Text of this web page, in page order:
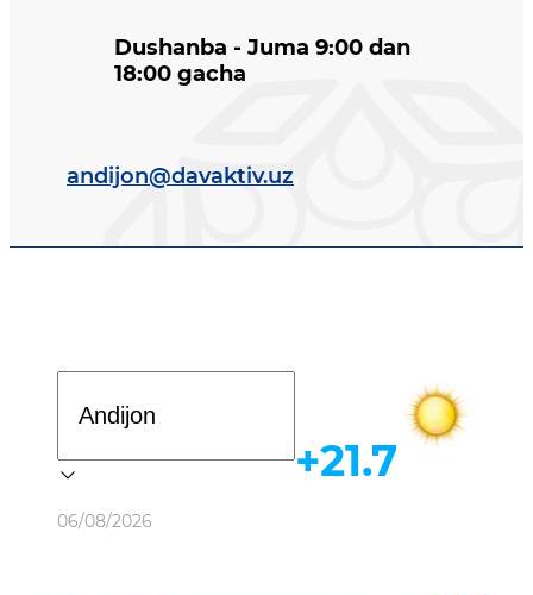
Dushanba - Juma 9:00 dan
18:00 gacha
andijon@davaktiv.uz
Ob-havo
06/08/2026
+21.7